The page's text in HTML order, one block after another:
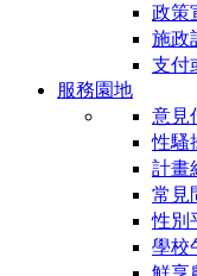
政策
施政
支付
服務園地
意見
性騷
計畫
常見
性別
學校